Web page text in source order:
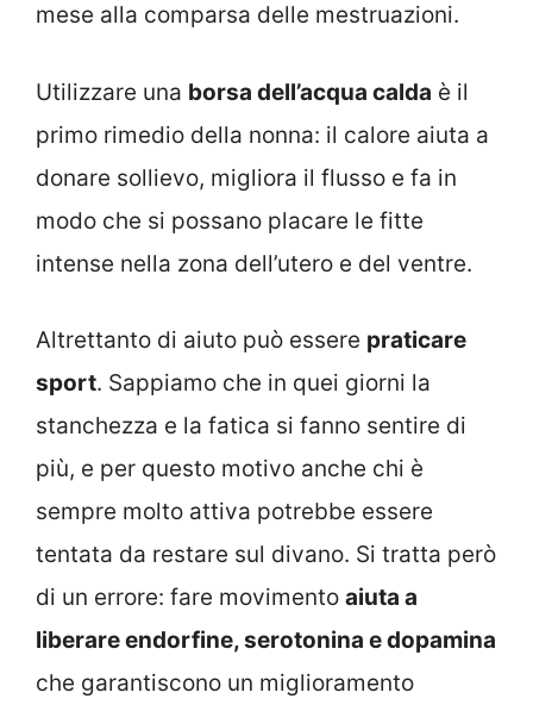
mese alla comparsa delle mestruazioni.
Utilizzare una borsa dell’acqua calda è il
primo rimedio della nonna: il calore aiuta a
donare sollievo, migliora il flusso e fa in
modo che si possano placare le fitte
intense nella zona dell’utero e del ventre.
Altrettanto di aiuto può essere praticare
sport. Sappiamo che in quei giorni la
stanchezza e la fatica si fanno sentire di
più, e per questo motivo anche chi è
sempre molto attiva potrebbe essere
tentata da restare sul divano. Si tratta però
di un errore: fare movimento aiuta a
liberare endorfine, serotonina e dopamina
che garantiscono un miglioramento